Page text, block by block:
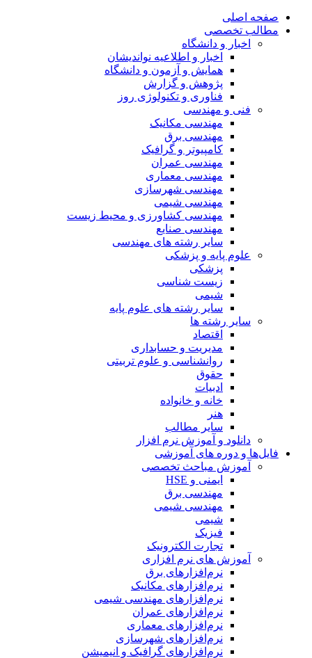
صفحه اصلی
مطالب تخصصی
اخبار و دانشگاه
اخبار و اطلاعیه نواندیشان
همایش و آزمون و دانشگاه
پژوهش و گزارش
فناوری و تکنولوژی روز
فنی و مهندسی
مهندسی مکانیک
مهندسی برق
کامپیوتر و گرافیک
مهندسی عمران
مهندسی معماری
مهندسی شهرسازی
مهندسی شیمی
مهندسی کشاورزی و محیط زیست
مهندسی صنایع
سایر رشته های مهندسی
علوم پایه و پزشکی
پزشکی
زیست شناسی
شیمی
سایر رشته های علوم پایه
سایر رشته ها
اقتصاد
مدیریت و حسابداری
روانشناسی و علوم تربیتی
حقوق
ادبیات
خانه و خانواده
هنر
سایر مطالب
دانلود و آموزش نرم افزار
فایل‌ها و دوره های آموزشی
آموزش مباحث تخصصی
ایمنی و HSE
مهندسی برق
مهندسی شیمی
شیمی
فیزیک
تجارت الکترونیک
آموزش های نرم افزاری
نرم‌افزارهای برق
نرم‌افزارهای مکانیک
نرم‌افزارهای مهندسی شیمی
نرم‌افزارهای عمران
نرم‌افزارهای معماری
نرم‌افزارهای شهرسازی
نرم‌افزارهای گرافیک و انیمیشن